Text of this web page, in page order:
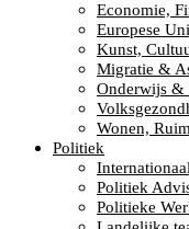
Economie,
Europese
Kunst,
Migratie &
Onderwijs &
Wonen,
Politiek
Internationaal
Politiek
Politieke